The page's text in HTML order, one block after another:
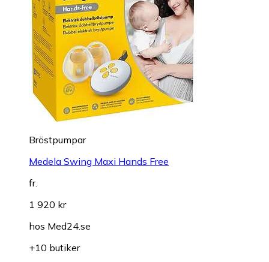
Bröstpumpar
Medela Swing Maxi Hands Free
fr.
1 920 kr
hos Med24.se
+10 butiker